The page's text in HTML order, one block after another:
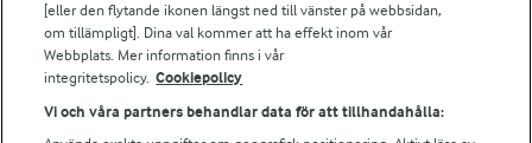
Följ oss
[eller den flytande ikonen längst ned till vänster på webbsidan,
om tillämpligt]. Dina val kommer att ha effekt inom vår
Webbplats. Mer information finns i vår
integritetspolicy. Cookiepolicy
Vi och våra partners behandlar data för att tillhandahålla: